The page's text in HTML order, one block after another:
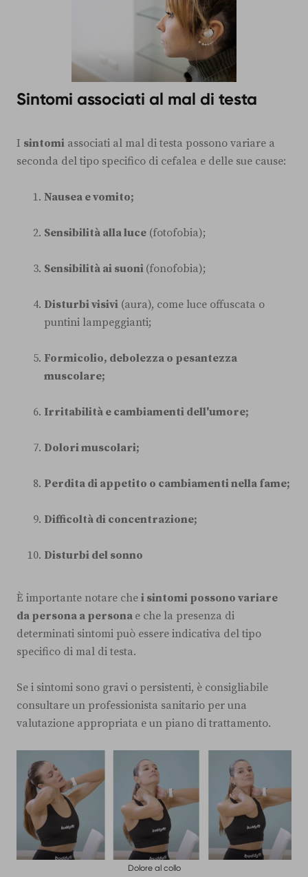
Sintomi associati al mal di testa
I sintomi associati al mal di testa possono variare a
seconda del tipo specifico di cefalea e delle sue cause:
Nausea e vomito;
Sensibilità alla luce (fotofobia);
Sensibilità ai suoni (fonofobia);
Disturbi visivi (aura), come luce offuscata o
puntini lampeggianti;
Formicolio, debolezza o pesantezza
muscolare;
Irritabilità e cambiamenti dell'umore;
Dolori muscolari;
Perdita di appetito o cambiamenti nella fame;
Difficoltà di concentrazione;
Disturbi del sonno
È importante notare che i sintomi possono variare
da persona a persona e che la presenza di
determinati sintomi può essere indicativa del tipo
specifico di mal di testa.
Se i sintomi sono gravi o persistenti, è consigliabile
consultare un professionista sanitario per una
valutazione appropriata e un piano di trattamento.
Dolore al collo